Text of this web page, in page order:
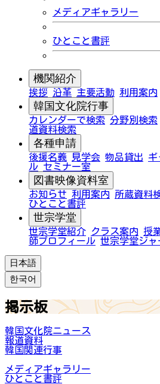
メディアギャラリー
ひとこと書評
機関紹介
挨拶 沿革 主要活動 利用案内
韓国文化院行事
カレンダーで検索 分野別検索
道資料検索
各種申請
後援名義 見学会 物品貸出 ギ
ル セミナー室
図書映像資料室
お知らせ 利用案内 所蔵資料
ひとこと書評
世宗学堂
世宗学堂紹介 クラス案内 授
師プロフィール 世宗学堂ジャ
日本語
한국어
掲示板
韓国文化院ニュース
報道資料
韓国関連行事
メディアギャラリー
ひとこと書評